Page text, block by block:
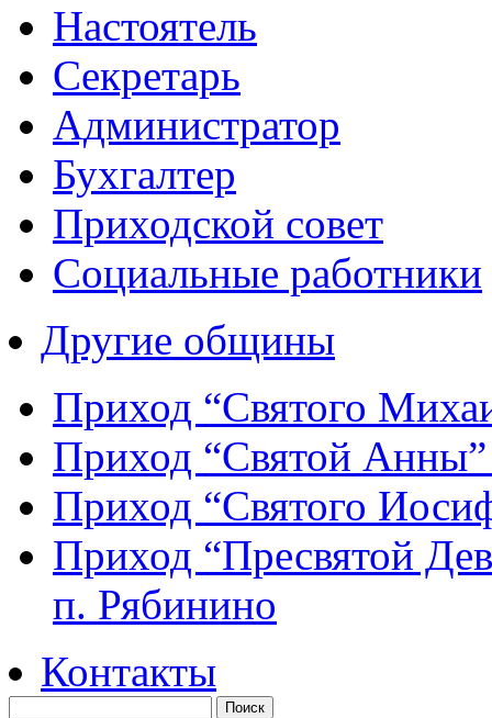
Настоятель
Секретарь
Администратор
Бухгалтер
Приходской совет
Социальные работники
Другие общины
Приход “Святого
Приход “Святой
Приход “Святого
Приход “Пресвятой
п. Рябинино
Контакты